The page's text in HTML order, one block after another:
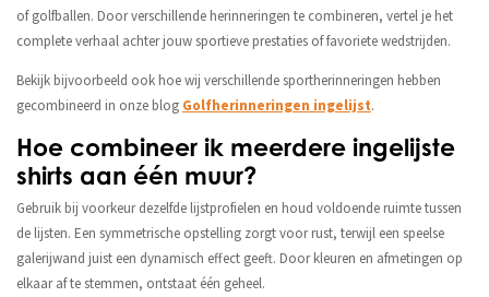
of golfballen. Door verschillende herinneringen te combineren, vertel je het
complete verhaal achter jouw sportieve prestaties of favoriete wedstrijden.
Bekijk bijvoorbeeld ook hoe wij verschillende sportherinneringen hebben
gecombineerd in onze blog Golfherinneringen ingelijst.
Hoe combineer ik meerdere ingelijste
shirts aan één muur?
Gebruik bij voorkeur dezelfde lijstprofielen en houd voldoende ruimte tussen
de lijsten. Een symmetrische opstelling zorgt voor rust, terwijl een speelse
galerijwand juist een dynamisch effect geeft. Door kleuren en afmetingen op
elkaar af te stemmen, ontstaat één geheel.